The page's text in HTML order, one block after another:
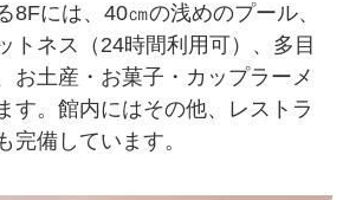
8Fには、40㎝の浅めのプール、
トネス（24時間利用可）、多目
お土産・お菓子・カップラーメ
す。館内にはその他、レストラ
完備しています。